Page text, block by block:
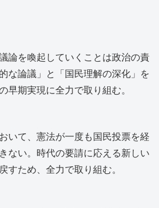
論を喚起していくことは政治の責
な論議」と「国民理解の深化」を
早期実現に全力で取り組む。
いて、憲法が一度も国民投票を経
ない。時代の要請に応える新しい
すため、全力で取り組む。